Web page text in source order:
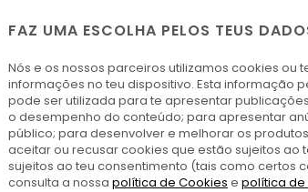
para
procurar
critérios
de
filtragem
para
ordenar
por
FAZ UMA ESCOLHA PELOS TEUS
Nós e os nossos parceiros utilizamos cookies
informações no teu dispositivo. Esta informação
pode ser utilizada para te apresentar
o desempenho do conteúdo; para apresentar
público; para desenvolver e melhorar os
aceitar ou recusar cookies que estão sujeitos
sujeitos ao teu consentimento (tais como certos
consulta a nossa política de Cookies e política